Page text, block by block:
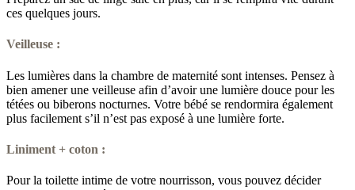
ces quelques jours.
Veilleuse :
Les lumières dans la chambre de maternité sont intenses. Pensez à
bien amener une veilleuse afin d’avoir une lumière douce pour les
tétées ou biberons nocturnes. Votre bébé se rendormira également
plus facilement s’il n’est pas exposé à une lumière forte.
Liniment + coton :
Pour la toilette intime de votre nourrisson, vous pouvez décider